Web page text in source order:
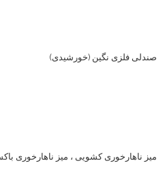
صندلی فلزی نگین (خورشیدی)
میز ناهارخوری کشویی ، میز ناهارخوری